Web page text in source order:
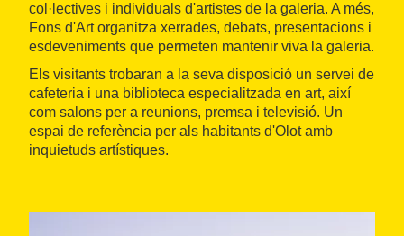
col·lectives i individuals d'artistes de la galeria. A més,
Fons d'Art organitza xerrades, debats, presentacions i
esdeveniments que permeten mantenir viva la galeria.
Els visitants trobaran a la seva disposició un servei de
cafeteria i una biblioteca especialitzada en art, així
com salons per a reunions, premsa i televisió. Un
espai de referència per als habitants d'Olot amb
inquietuds artístiques.